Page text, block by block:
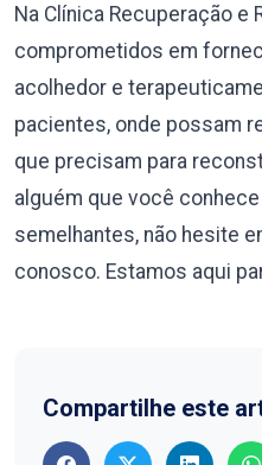
Na Clínica Recuperação e
comprometidos em
acolhedor e
pacientes, onde possam
que precisam para
alguém que você
semelhantes, não hesite
conosco. Estamos aqui
Compartilhe este